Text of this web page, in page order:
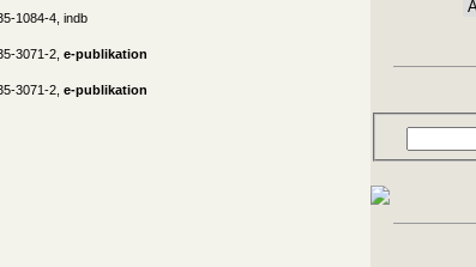
1084-4, indb
3071-2, e-publikation
3071-2, e-publikation